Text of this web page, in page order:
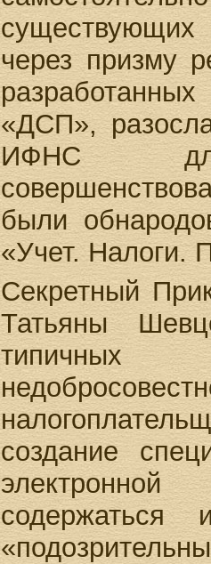
через призму
«ДСП»,
ИФНС для
были
«Учет. Налоги.
Секретный
Татьяны
создание